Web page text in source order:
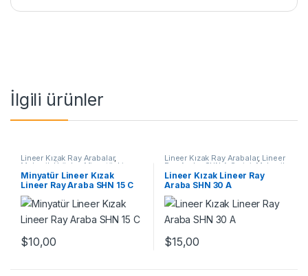
İlgili ürünler
Lineer Kızak Ray Arabalar,
Mekanik Ürünler Minyatür Lineer
Ray Araba SHN C Serisi
Minyatür Lineer Kızak
Lineer Ray Araba SHN 15 C
$10,00
Lineer Kızak Ray Arabalar, Lineer
Ray Araba SHN A Serisi Mekanik
Ürünler, Ray ve Arabalar
Lineer Kızak Lineer Ray
Araba SHN 30 A
$15,00